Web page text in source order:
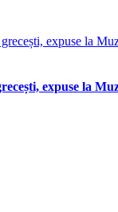
expuse la